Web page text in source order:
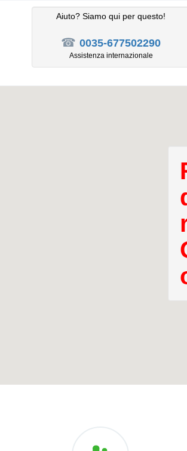
Aiuto? Siamo qui per questo!
☎ 0035-677502290
Assistenza internazionale